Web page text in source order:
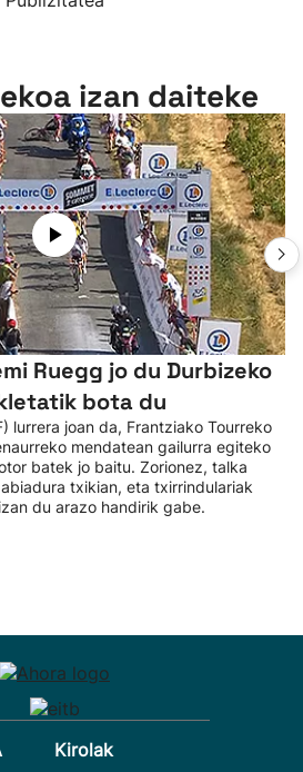
izan daiteke
Ruegg jo du Durbizeko
bota du
lurrera joan da, Frantziako Tourreko
mendatean gailurra egiteko
batek jo baitu. Zorionez, talka
txikian, eta txirrindulariak
du arazo handirik gabe.
Kirolak